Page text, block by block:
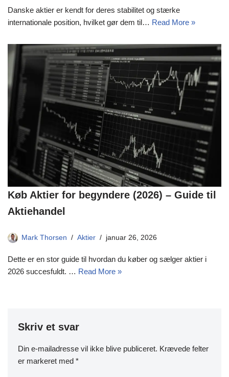
Danske aktier er kendt for deres stabilitet og stærke
internationale position, hvilket gør dem til… Read More »
Køb Aktier for begyndere (2026) – Guide til
Aktiehandel
Mark Thorsen Aktier januar 26, 2026
Dette er en stor guide til hvordan du køber og sælger aktier i
2026 succesfuldt. … Read More »
Skriv et svar
Din e-mailadresse vil ikke blive publiceret. Krævede felter
er markeret med *